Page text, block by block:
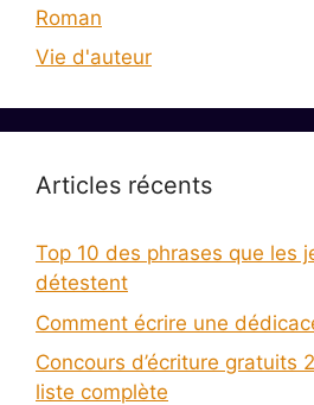
Roman
Vie d'auteur
Articles récents
Top 10 des phrases que les
détestent
Comment écrire une
Concours d’écriture gratuits
liste complète